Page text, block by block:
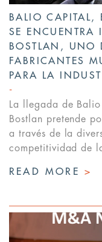
BALIO CAPITAL,
SE ENCUENTRA
BOSTLAN, UNO
FABRICANTES
PARA LA
La llegada de
Bostlan pretende
a través de la
competitividad de
READ MORE >